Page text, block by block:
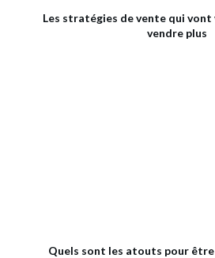
Les stratégies de vente qui
vendre plus
Quels sont les atouts pour être